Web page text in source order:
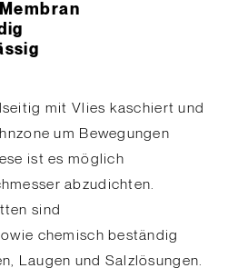
mit Vlies kaschiert und
um Bewegungen
ist es möglich
abzudichten.
sind
chemisch beständig
Laugen und Salzlösungen.